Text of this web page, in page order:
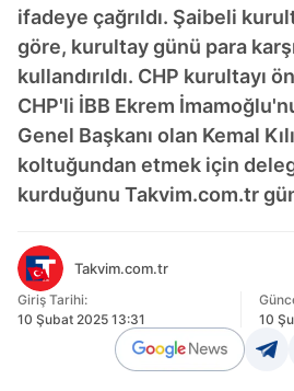
ifadeye çağrıldı. Şaibeli
göre, kurultay günü para
kullandırıldı. CHP kurultayı
CHP'li İBB Ekrem
Genel Başkanı olan Kemal
koltuğundan etmek için
kurduğunu Takvim.com.tr
Takvim.com.tr
Giriş Tarihi:
10 Şubat 2025 13:31
10